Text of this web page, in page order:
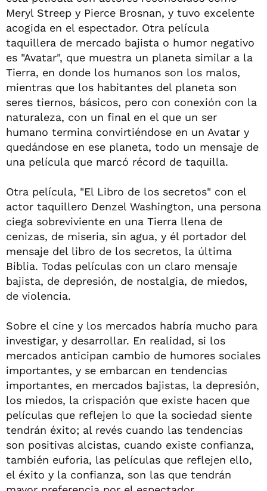
Meryl Streep y Pierce Brosnan, y tuvo excelente
acogida en el espectador. Otra película
taquillera de mercado bajista o humor negativo
es "Avatar", que muestra un planeta similar a la
Tierra, en donde los humanos son los malos,
mientras que los habitantes del planeta son
seres tiernos, básicos, pero con conexión con la
naturaleza, con un final en el que un ser
humano termina convirtiéndose en un Avatar y
quedándose en ese planeta, todo un mensaje de
una película que marcó récord de taquilla.
Otra película, "El Libro de los secretos" con el
actor taquillero Denzel Washington, una persona
ciega sobreviviente en una Tierra llena de
cenizas, de miseria, sin agua, y él portador del
mensaje del libro de los secretos, la última
Biblia. Todas películas con un claro mensaje
bajista, de depresión, de nostalgia, de miedos,
de violencia.
Sobre el cine y los mercados habría mucho para
investigar, y desarrollar. En realidad, si los
mercados anticipan cambio de humores sociales
importantes, y se embarcan en tendencias
importantes, en mercados bajistas, la depresión,
los miedos, la crispación que existe hacen que
películas que reflejen lo que la sociedad siente
tendrán éxito; al revés cuando las tendencias
son positivas alcistas, cuando existe confianza,
también euforia, las películas que reflejen ello,
el éxito y la confianza, son las que tendrán